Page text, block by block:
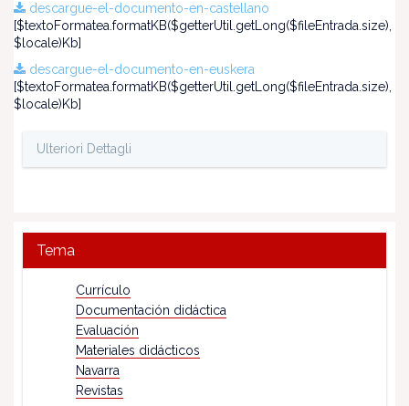
descargue-el-documento-en-castellano
[$textoFormatea.formatKB($getterUtil.getLong($fileEntrada.size),
$locale)Kb]
descargue-el-documento-en-euskera
[$textoFormatea.formatKB($getterUtil.getLong($fileEntrada.size),
$locale)Kb]
Ulteriori Dettagli
Tema
Currículo
Documentación didáctica
Evaluación
Materiales didácticos
Navarra
Revistas